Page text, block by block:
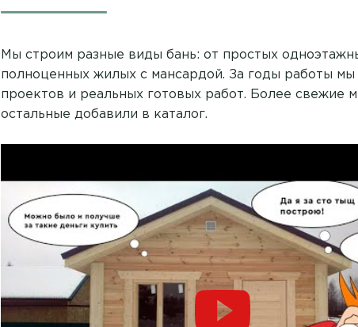
Мы строим разные виды бань: от простых
полноценных жилых с мансардой. За годы работы
проектов и реальных готовых работ. Более свежие
остальные добавили в каталог.